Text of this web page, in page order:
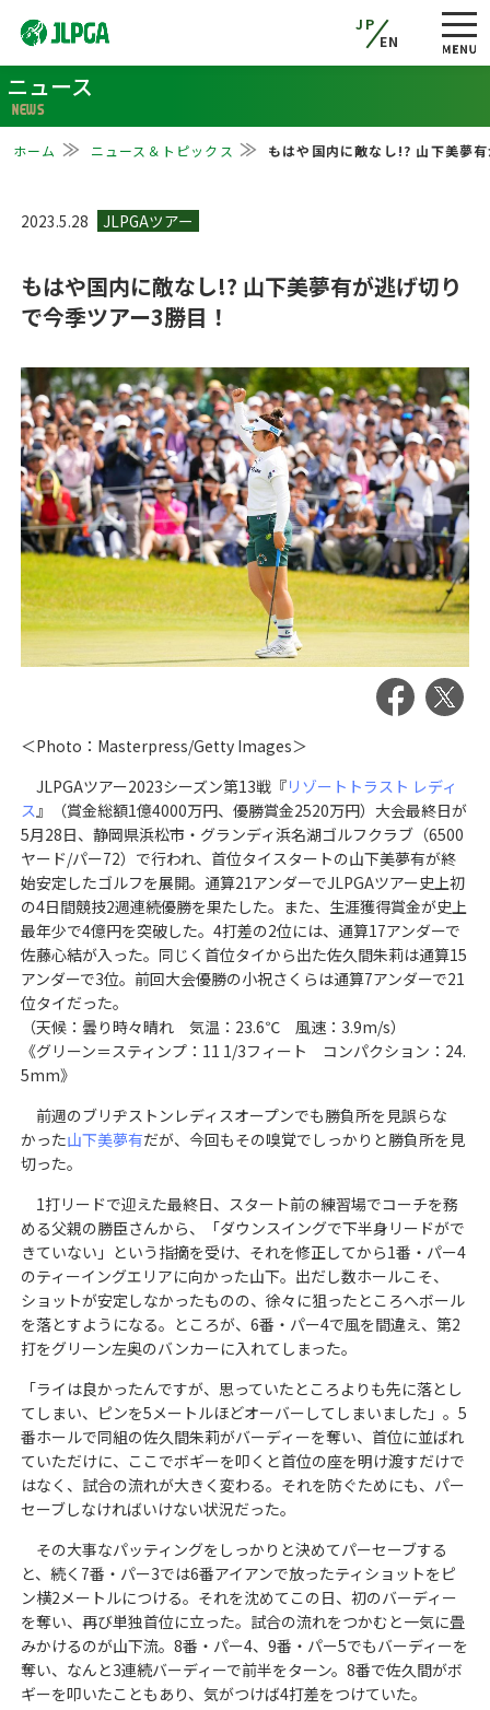
JP
EN
ニュース
NEWS
ホーム ニュース＆トピックス もはや国内に敵なし!? 山下美夢
2023.5.28
もはや国内に敵なし!? 山下美夢有が逃げ切り
で今季ツアー3勝目！
＜Photo：Masterpress/Getty Images＞
JLPGAツアー2023シーズン第13戦『リゾートトラスト レディ
ス』（賞金総額1億4000万円、優勝賞金2520万円）大会最終日が
5月28日、静岡県浜松市・グランディ浜名湖ゴルフクラブ（6500
ヤード/パー72）で行われ、首位タイスタートの山下美夢有が終
始安定したゴルフを展開。通算21アンダーでJLPGAツアー史上初
の4日間競技2週連続優勝を果たした。また、生涯獲得賞金が史上
最年少で4億円を突破した。4打差の2位には、通算17アンダーで
佐藤心結が入った。同じく首位タイから出た佐久間朱莉は通算15
アンダーで3位。前回大会優勝の小祝さくらは通算7アンダーで21
位タイだった。
（天候：曇り時々晴れ 気温：23.6℃ 風速：3.9m/s）
《グリーン＝スティンプ：11 1/3フィート コンパクション：24.
5mm》
前週のブリヂストンレディスオープンでも勝負所を見誤らな
かった山下美夢有だが、今回もその嗅覚でしっかりと勝負所を見
切った。
1打リードで迎えた最終日、スタート前の練習場でコーチを務
める父親の勝臣さんから、「ダウンスイングで下半身リードがで
きていない」という指摘を受け、それを修正してから1番・パー4
のティーイングエリアに向かった山下。出だし数ホールこそ、
ショットが安定しなかったものの、徐々に狙ったところへボール
を落とすようになる。ところが、6番・パー4で風を間違え、第2
打をグリーン左奥のバンカーに入れてしまった。
「ライは良かったんですが、思っていたところよりも先に落とし
てしまい、ピンを5メートルほどオーバーしてしまいました」。5
番ホールで同組の佐久間朱莉がバーディーを奪い、首位に並ばれ
ていただけに、ここでボギーを叩くと首位の座を明け渡すだけで
はなく、試合の流れが大きく変わる。それを防ぐためにも、パー
セーブしなければいけない状況だった。
その大事なパッティングをしっかりと決めてパーセーブする
と、続く7番・パー3では6番アイアンで放ったティショットをピ
ン横2メートルにつける。それを沈めてこの日、初のバーディー
を奪い、再び単独首位に立った。試合の流れをつかむと一気に畳
みかけるのが山下流。8番・パー4、9番・パー5でもバーディーを
奪い、なんと3連続バーディーで前半をターン。8番で佐久間がボ
ギーを叩いたこともあり、気がつけば4打差をつけていた。